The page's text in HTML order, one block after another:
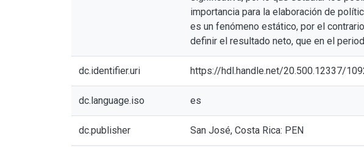
importancia para la elaboración de
es un fenómeno estático, por el
definir el resultado neto, que en el
dc.identifier.uri https://hdl.handle.net/20.500.12337/
dc.language.iso es
dc.publisher San José, Costa Rica: PEN